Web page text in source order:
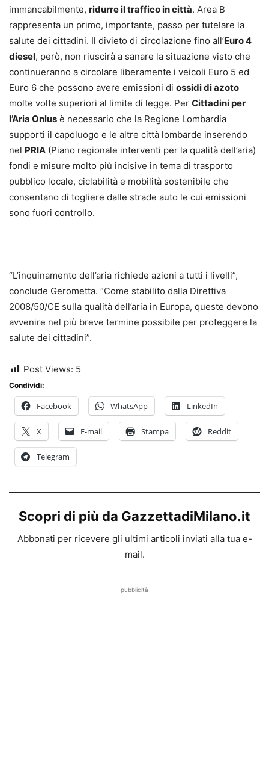
immancabilmente, ridurre il traffico in città. Area B
rappresenta un primo, importante, passo per tutelare la
salute dei cittadini. Il divieto di circolazione fino all’Euro 4
diesel, però, non riuscirà a sanare la situazione visto che
continueranno a circolare liberamente i veicoli Euro 5 ed
Euro 6 che possono avere emissioni di ossidi di azoto
molte volte superiori al limite di legge. Per Cittadini per
l’Aria Onlus è necessario che la Regione Lombardia
supporti il capoluogo e le altre città lombarde inserendo
nel PRIA (Piano regionale interventi per la qualità dell’aria)
fondi e misure molto più incisive in tema di trasporto
pubblico locale, ciclabilità e mobilità sostenibile che
consentano di togliere dalle strade auto le cui emissioni
sono fuori controllo.
“L’inquinamento dell’aria richiede azioni a tutti i livelli”,
conclude Gerometta. “Come stabilito dalla Direttiva
2008/50/CE sulla qualità dell’aria in Europa, queste devono
avvenire nel più breve termine possibile per proteggere la
salute dei cittadini”.
Post Views: 5
Condividi:
Facebook WhatsApp LinkedIn
X E-mail Stampa Reddit
Telegram
Scopri di più da GazzettadiMilano.it
Abbonati per ricevere gli ultimi articoli inviati alla tua e-
mail.
pubblicità